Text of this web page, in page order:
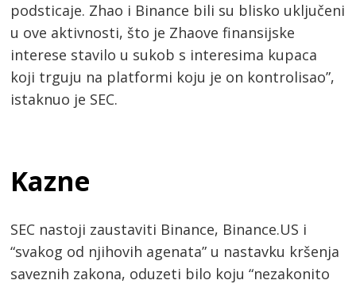
podsticaje. Zhao i Binance bili su blisko uključeni
u ove aktivnosti, što je Zhaove finansijske
interese stavilo u sukob s interesima kupaca
koji trguju na platformi koju je on kontrolisao”,
istaknuo je SEC.
Kazne
SEC nastoji zaustaviti Binance, Binance.US i
“svakog od njihovih agenata” u nastavku kršenja
saveznih zakona, oduzeti bilo koju “nezakonito